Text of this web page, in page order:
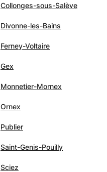
Collonges-sous-Salève
Divonne-les-Bains
Ferney-Voltaire
Gex
Monnetier-Mornex
Ornex
Publier
Saint-Genis-Pouilly
Sciez